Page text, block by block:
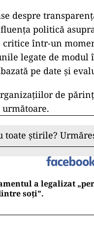
și creșterea
din punct de
profesiei;
este o barieră
de
despre
politică
într-un